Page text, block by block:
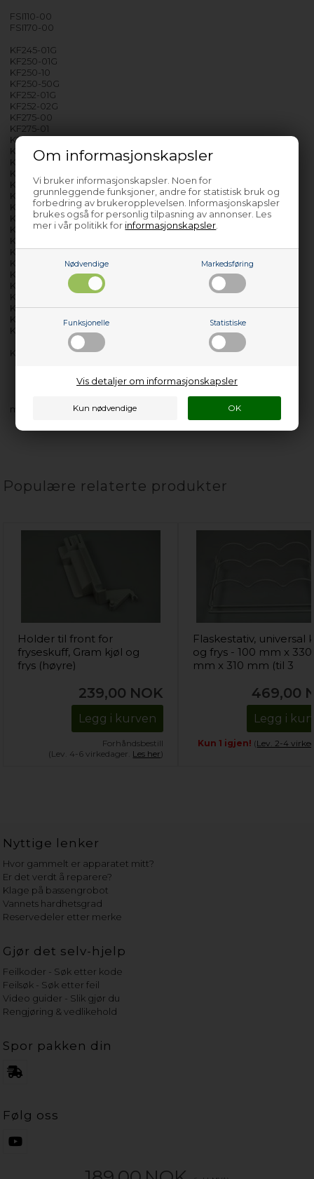
Om informasjonskapsler
Vi bruker informasjonskapsler. Noen for
grunnleggende funksjoner, andre for statistisk bruk og
forbedring av brukeropplevelsen. Informasjonskapsler
brukes også for personlig tilpasning av annonser. Les
mer i vår politikk for informasjonskapsler
Nødvendige Markedsføring
Funksjonelle Statistiske
Vis detaljer om informasjonskapsler
FSI110-00
FSI170-00
KF245-01G
KF250-01G
KF250-10
KF250-50G
KF252-01G
KF252-02G
KF275-00
KF275-01
KF275-02
KF280-50
KF280-50RF
KF280-51G
KF280-51G RF
KF282-00
KF282-00RF
KF285-01G
KF285-01G RF
KF295-01RF
KF300-01G
KF300-02G
KF300-10
KF300-10RF
KF300-50G
KF302-01G
KF302-02G
KF303-10Elm
KFI300-00
med flere…
Populære relaterte produkter
Holder til front for
fryseskuff, Gram kjøl og
frys (høyre)
239,00 NOK
Legg i kurven
Forhåndsbestill
(Lev. 4-6 virkedager. Les her)
Flaskestativ, universal
og frys - 100 mm x 330
mm x 310 mm (til 3
469,00
Legg i
Kun 1 igjen! (Lev. 2-4
Nyttige lenker
Hvor gammelt er apparatet mitt?
Er det verdt å reparere?
Klage på bassengrobot
Vannets hardhetsgrad
Reservedeler etter merke
Gjør det selv-hjelp
Feilkoder - Søk etter kode
Feilsøk - Søk etter feil
Video guider - Slik gjør du
Rengjøring & vedlikehold
Spor pakken din
Følg oss